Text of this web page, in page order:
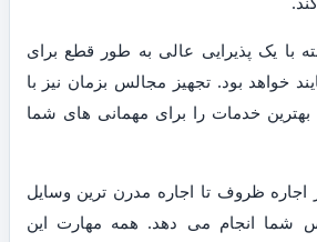
با یک پذیرایی عالی به طور قطع برای
خواهد بود. تجهیز مجالس بزمان نیز با
خدمات را برای مهمانی های شما
اجاره ظروف تا اجاره مدرن ترین وسایل
شما انجام می دهد. همه مهارت این